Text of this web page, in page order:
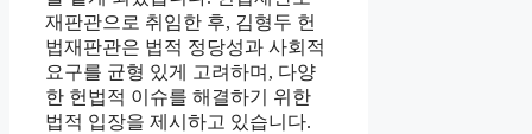
재판관으로 취임한 후, 김형두 헌
법재판관은 법적 정당성과 사회적
요구를 균형 있게 고려하며, 다양
한 헌법적 이슈를 해결하기 위한
법적 입장을 제시하고 있습니다.